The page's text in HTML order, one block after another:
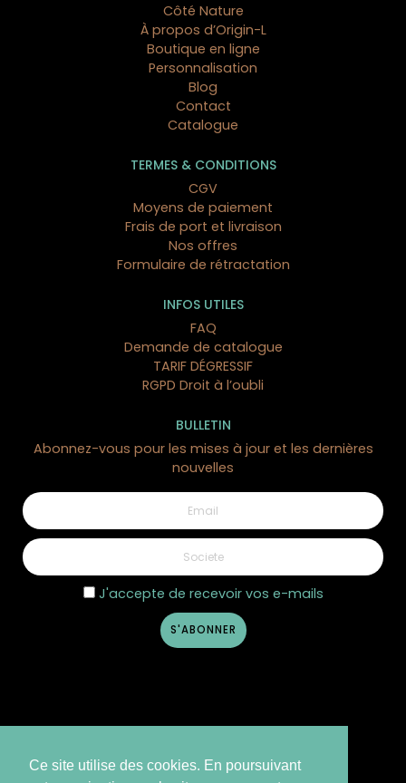
Ce site utilise des cookies. En poursuivant
Côté Nature
À propos d’Origin-L
Boutique en ligne
Personnalisation
Blog
Contact
Catalogue
TERMES & CONDITIONS
CGV
Moyens de paiement
Frais de port et livraison
Nos offres
Formulaire de rétractation
INFOS UTILES
FAQ
Demande de catalogue
TARIF DÉGRESSIF
RGPD Droit à l’oubli
BULLETIN
Abonnez-vous pour les mises à jour et les dernières
nouvelles
J'accepte de recevoir vos e-mails